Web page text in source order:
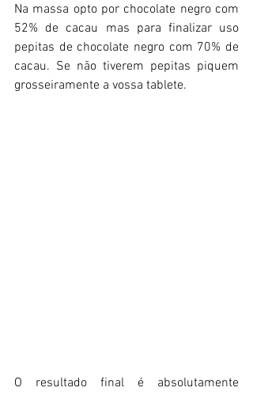
Na massa opto por chocolate negro com
52% de cacau mas para finalizar uso
pepitas de chocolate negro com 70% de
cacau. Se não tiverem pepitas piquem
grosseiramente a vossa tablete.
O resultado final é absolutamente